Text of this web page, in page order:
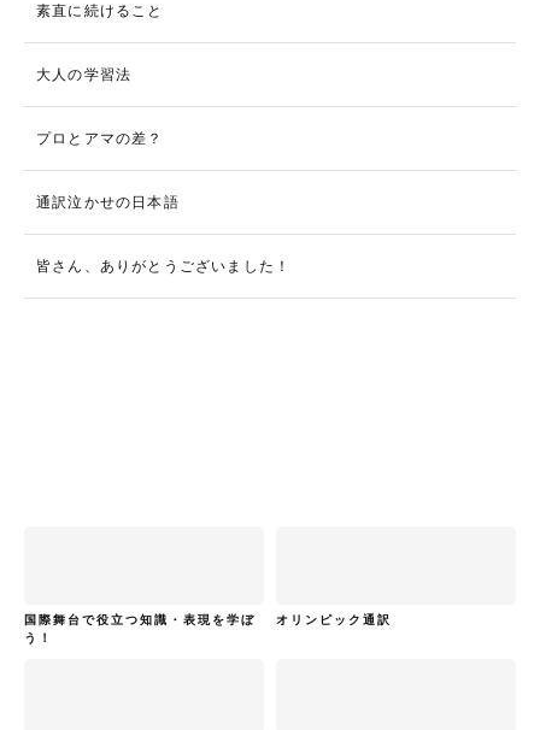
素直に続けること
大人の学習法
プロとアマの差？
通訳泣かせの日本語
皆さん、ありがとうございました！
国際舞台で役立つ知識・表現を学ぼ
う！
オリンピック通訳